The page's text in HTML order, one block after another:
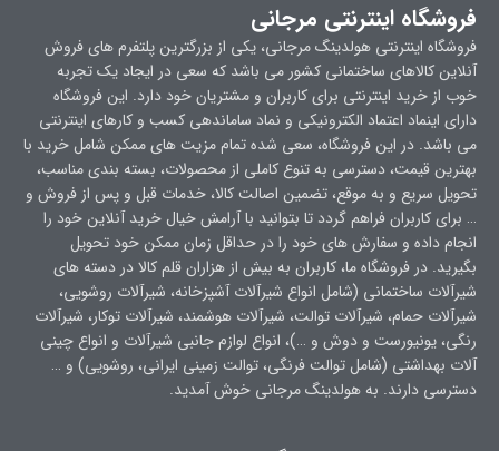
فروشگاه اینترنتی مرجانی
فروشگاه اینترنتی هولدینگ مرجانی، یکی از بزرگترین پلتفرم های فروش
آنلاین کالاهای ساختمانی کشور می باشد که سعی در ایجاد یک تجربه
خوب از خرید اینترنتی برای کاربران و مشتریان خود دارد. این فروشگاه
دارای اینماد اعتماد الکترونیکی و نماد ساماندهی کسب و کارهای اینترنتی
می باشد. در این فروشگاه، سعی شده تمام مزیت های ممکن شامل خرید با
بهترین قیمت، دسترسی به تنوع کاملی از محصولات، بسته بندی مناسب،
تحویل سریع و به موقع، تضمین اصالت کالا، خدمات قبل و پس از فروش و
… برای کاربران فراهم گردد تا بتوانید با آرامش خیال خرید آنلاین خود را
انجام داده و سفارش های خود را در حداقل زمان ممکن خود تحویل
بگیرید. در فروشگاه ما، کاربران به بیش از هزاران قلم کالا در دسته های
شیرآلات ساختمانی (شامل انواع شیرآلات آشپزخانه، شیرآلات روشویی،
شیرآلات حمام، شیرآلات توالت، شیرآلات هوشمند، شیرآلات توکار، شیرآلات
رنگی، یونیورست و دوش و …)، انواع لوازم جانبی شیرآلات و انواع چینی
آلات بهداشتی (شامل توالت فرنگی، توالت زمینی ایرانی، روشویی) و …
دسترسی دارند. به هولدینگ مرجانی خوش آمدید.